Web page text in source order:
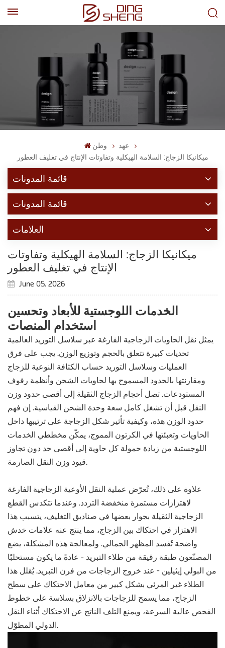
وطن
عهد
ميكانيكا الزجاج: السلامة الهيكلية وتفاوتات الإنتاج في تغليف العطور
قائمة المدونات
قائمة المدونات
العلامات
ميكانيكا الزجاج: السلامة الهيكلية وتفاوتات
الإنتاج في تغليف العطور
June 05, 2026
الخدمات اللوجستية للأبعاد وتحسين
استخدام المنصات
يمثل نقل الحاويات الزجاجية الفارغة عبر سلاسل التوريد العالمية
تحديات كبيرة تتعلق بالحجم وتوزيع الوزن. يجب على فرق
العمليات وسلاسل التوريد حساب الكثافة النوعية للزجاج
ومقارنتها بالحدود المسموح بها لحاويات الشحن وأنظمة رفوف
المستودعات. تصل أحجام الزجاج الثقيلة إلى أقصى حدود وزن
النقل قبل أن تشغل كامل سعة وحدة الشحن القياسية. إن فهم
حدود الوزن هذه، وكيفية تأثير شكل الزجاجة على ترتيبها داخل
الحاويات وتعبئتها في الكرتون المموج، يمكّن مخططي الخدمات
اللوجستية من زيادة حمولة كل حاوية إلى أقصى حد دون تجاوز
قيود وزن النقل الصارمة.
علاوة على ذلك، تُعرّض عملية النقل الأوعية الزجاجية الفارغة
لاهتزازات مستمرة منخفضة التردد. وعندما تتكدس القطع
الزجاجية الثقيلة بجوار بعضها في صناديق التغليف، يتسبب هذا
الاهتزاز في احتكاك بين الزجاج، مما ينتج عنه علامات خدش
واضحة تُفسد المظهر الجمالي. ولمعالجة هذه المشكلة، يضع
المصنّعون طبقة رقيقة من طلاء التبريد - عادةً ما يكون مستحلبًا
من البولي إيثيلين - عند خروج الزجاجات من فرن التبريد. يُقلل هذا
الطلاء غير المرئي بشكل كبير من معامل الاحتكاك على سطح
الزجاج، مما يسمح للزجاجات بالانزلاق بسلاسة على خطوط
الفحص عالية السرعة، ويمنع التلف الناتج عن الاحتكاك أثناء النقل
الدولي المطوّل.